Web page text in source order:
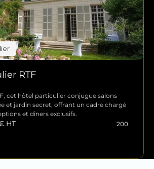
RTF
cet hôtel particulier conjugue salons
et jardin secret, offrant un cadre chargé
et dîners exclusifs.
HT 200